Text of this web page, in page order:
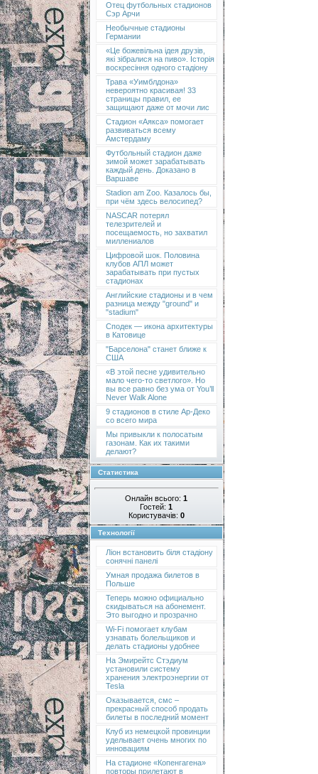
Отец футбольных стадионов
Сэр Арчи
Необычные стадионы
Германии
«Це божевільна ідея друзів,
які зібралися на пиво». Історія
воскресіння одного стадіону
Трава «Уимблдона»
невероятно красивая! 33
страницы правил, ее
защищают даже от мочи лис
Стадион «Аякса» помогает
развиваться всему
Амстердаму
Футбольный стадион даже
зимой может зарабатывать
каждый день. Доказано в
Варшаве
Stadion am Zoo. Казалось бы,
при чём здесь велосипед?
NASCAR потерял
телезрителей и
посещаемость, но захватил
миллениалов
Цифровой шок. Половина
клубов АПЛ может
зарабатывать при пустых
стадионах
Английские стадионы и в чем
разница между "ground" и
"stadium"
Сподек — икона архитектуры
в Катовице
"Барселона" станет ближе к
США
«В этой песне удивительно
мало чего-то светлого». Но
вы все равно без ума от You’ll
Never Walk Alone
9 стадионов в стиле Ар-Деко
со всего мира
Мы привыкли к полосатым
газонам. Как их такими
делают?
Статистика
Онлайн всього: 1
Гостей: 1
Користувачів: 0
Технології
Ліон встановить біля стадіону
сонячні панелі
Умная продажа билетов в
Польше
Теперь можно официально
скидываться на абонемент.
Это выгодно и прозрачно
Wi-Fi помогает клубам
узнавать болельщиков и
делать стадионы удобнее
На Эмирейтс Стэдиум
установили систему
хранения электроэнергии от
Tesla
Оказывается, смс –
прекрасный способ продать
билеты в последний момент
Клуб из немецкой провинции
уделывает очень многих по
инновациям
На стадионе «Копенгагена»
повторы прилетают в